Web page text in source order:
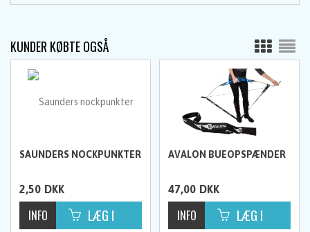
KUNDER KØBTE OGSÅ
SAUNDERS NOCKPUNKTER
2,50 DKK
AVALON BUEOPSPÆNDER
47,00 DKK